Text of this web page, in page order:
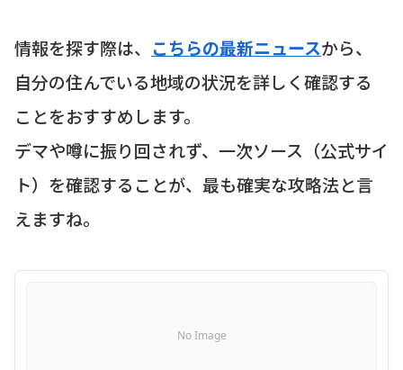
情報を探す際は、 こちらの最新ニュースから、
自分の住んでいる地域の状況を詳しく確認する
ことをおすすめします。
デマや噂に振り回されず、一次ソース（公式サイ
ト）を確認することが、最も確実な攻略法と言
えますね。
No Image